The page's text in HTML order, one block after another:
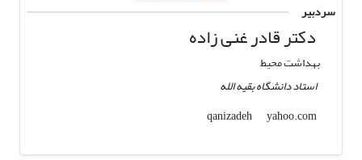
سردبیر
دکتر قادر غنی زاده
بهداشت محیط
استاد دانشگاه بقیه الله
qanizadeh
yahoo.com